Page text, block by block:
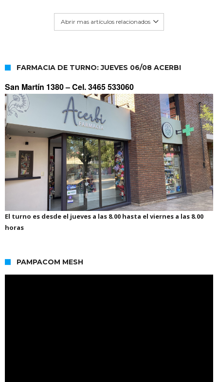
Abrir mas artículos relacionados
FARMACIA DE TURNO: JUEVES 06/08 ACERBI
San Martín 1380 –Cel. 3465 533060
El turno es desde el jueves a las 8.00 hasta el viernes a las 8.00
horas
PAMPACOM MESH